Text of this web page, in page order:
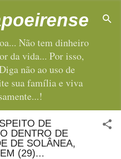
principal
Não tem dinheiro
da vida... Por isso,
não ao uso de
sua família e viva
DE
DENTRO DE
DE SOLÂNEA,
(29)...